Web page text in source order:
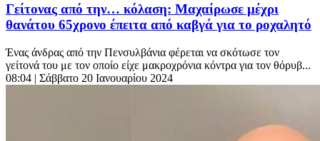
Γείτονας από την… κόλαση: Μαχαίρωσε μέχρι
θανάτου 65χρονο έπειτα από καβγά για το ροχαλητό
Ένας άνδρας από την Πενσυλβάνια φέρεται να σκότωσε τον
γείτονά του με τον οποίο είχε μακροχρόνια κόντρα για τον θόρυβ...
08:04 | Σάββατο 20 Ιανουαρίου 2024